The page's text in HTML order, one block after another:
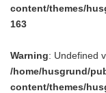
content/themes/
163
Warning: Undefined
/home/husgrund/
content/themes/